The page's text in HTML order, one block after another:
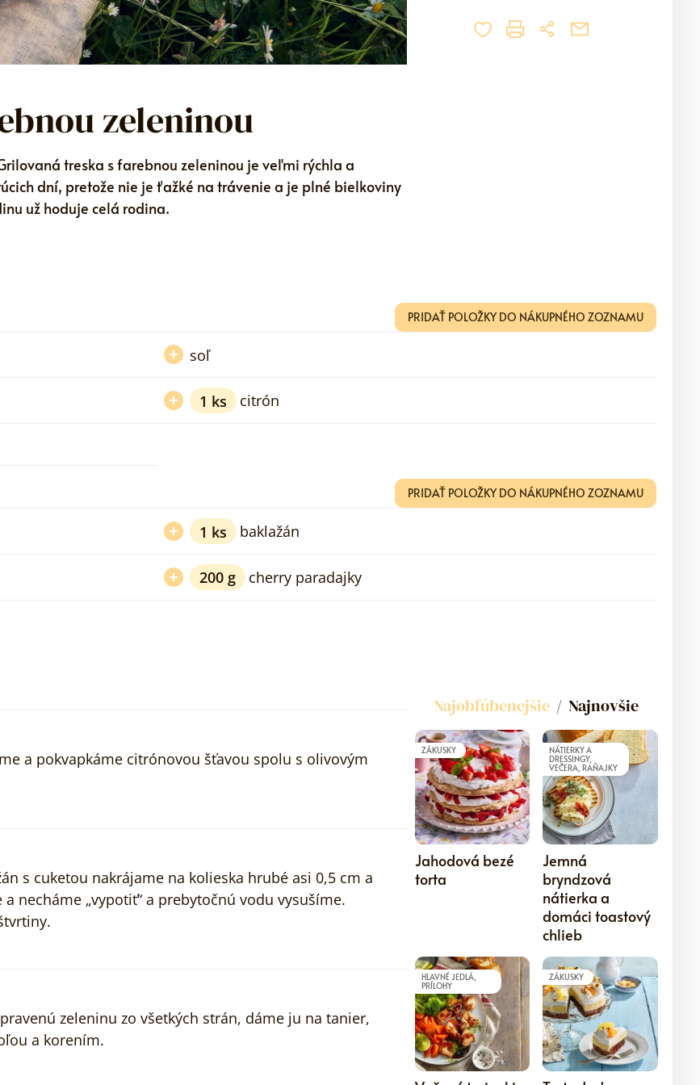
zeleninou
treska s farebnou zeleninou je veľmi rýchla a
dní, pretože nie je ťažké na trávenie a je plné bielkoviny
už hoduje celá rodina.
PRIDAŤ POLOŽKY DO NÁKUPNÉHO ZOZNAMU
soľ
1 ks citrón
PRIDAŤ POLOŽKY DO NÁKUPNÉHO ZOZNAMU
1 ks baklažán
200 g cherry paradajky
a pokvapkáme citrónovou šťavou spolu s olivovým
s cuketou nakrájame na kolieska hrubé asi 0,5 cm a
necháme „vypotiť“ a prebytočnú vodu vysušíme.
zeleninu zo všetkých strán, dáme ju na tanier,
a korením.
Najobľúbenejšie Najnovšie
ZÁKUSKY
5
Jahodová bezé
torta
NÁTIERKY A
DRESSINGY,
VEČERA, RAŇAJKY
Jemná
bryndzová
nátierka a
domáci toastový
chlieb
HLAVNÉ JEDLÁ,
PRÍLOHY
5
ZÁKUSKY